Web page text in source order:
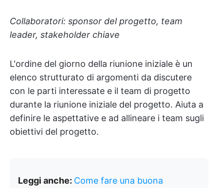
Collaboratori: sponsor del progetto, team
leader, stakeholder chiave
L'ordine del giorno della riunione iniziale è un
elenco strutturato di argomenti da discutere
con le parti interessate e il team di progetto
durante la riunione iniziale del progetto. Aiuta a
definire le aspettative e ad allineare i team sugli
obiettivi del progetto.
Leggi anche: Come fare una buona